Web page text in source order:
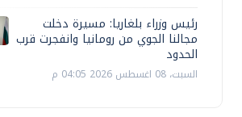
رئيس وزراء بلغاريا: مسيرة دخلت
مجالنا الجوي من رومانيا وانفجرت قرب
الحدود
السبت، 08 اغسطس 2026 04:05 م